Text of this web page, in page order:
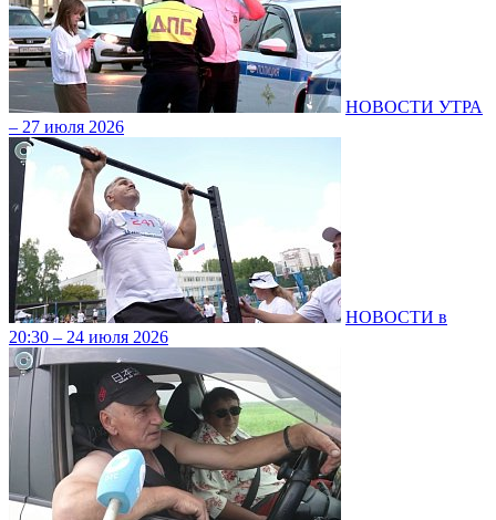
НОВОСТИ УТРА
– 27 июля 2026
НОВОСТИ в
20:30 – 24 июля 2026